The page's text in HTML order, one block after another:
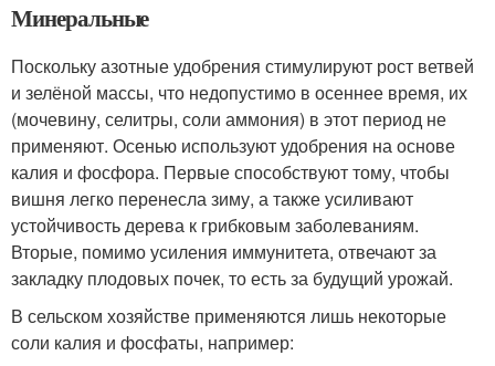
Минеральные
Поскольку азотные удобрения стимулируют рост ветвей
и зелёной массы, что недопустимо в осеннее время, их
(мочевину, селитры, соли аммония) в этот период не
применяют. Осенью используют удобрения на основе
калия и фосфора. Первые способствуют тому, чтобы
вишня легко перенесла зиму, а также усиливают
устойчивость дерева к грибковым заболеваниям.
Вторые, помимо усиления иммунитета, отвечают за
закладку плодовых почек, то есть за будущий урожай.
В сельском хозяйстве применяются лишь некоторые
соли калия и фосфаты, например: